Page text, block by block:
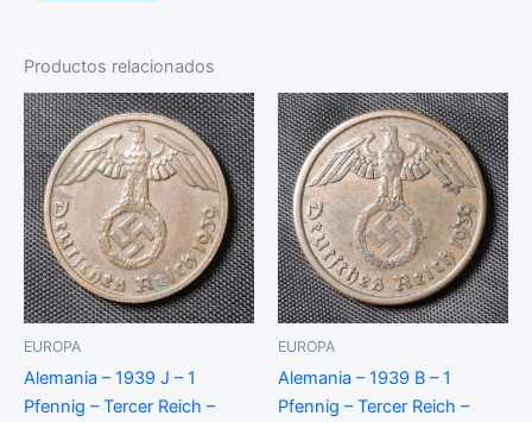
20
Senite
-
Km#
8
-
Níquel
-
VF
cantidad
Productos relacionados
EUROPA
Alemania – 1939 J – 1
Pfennig – Tercer Reich –
EUROPA
Alemania – 1939 B – 1
Pfennig – Tercer Reich –